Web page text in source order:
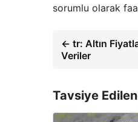
sorumlu olarak
← tr: Altın
Veriler
Tavsiye